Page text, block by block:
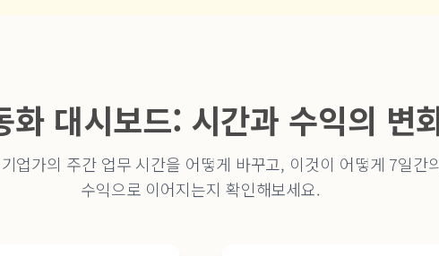
화 대시보드: 시간과 수익의 변
업가의 주간 업무 시간을 어떻게 바꾸고, 이것이 어떻게 7일간
수익으로 이어지는지 확인해보세요.